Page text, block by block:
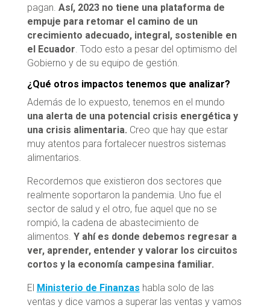
pagan. Así, 2023 no tiene una plataforma de
empuje para retomar el camino de un
crecimiento adecuado, integral, sostenible en
el Ecuador . Todo esto a pesar del optimismo del
Gobierno y de su equipo de gestión.
¿Qué otros impactos tenemos que analizar?
Además de lo expuesto, tenemos en el mundo
una alerta de una potencial crisis energética y
una crisis alimentaria. Creo que hay que estar
muy atentos para fortalecer nuestros sistemas
alimentarios.
Recordemos que existieron dos sectores que
realmente soportaron la pandemia. Uno fue el
sector de salud y el otro, fue aquel que no se
rompió, la cadena de abastecimiento de
alimentos. Y ahí es donde debemos regresar a
ver, aprender, entender y valorar los circuitos
cortos y la economía campesina familiar.
El Ministerio de Finanzas habla solo de las
ventas y dice vamos a superar las ventas y vamos